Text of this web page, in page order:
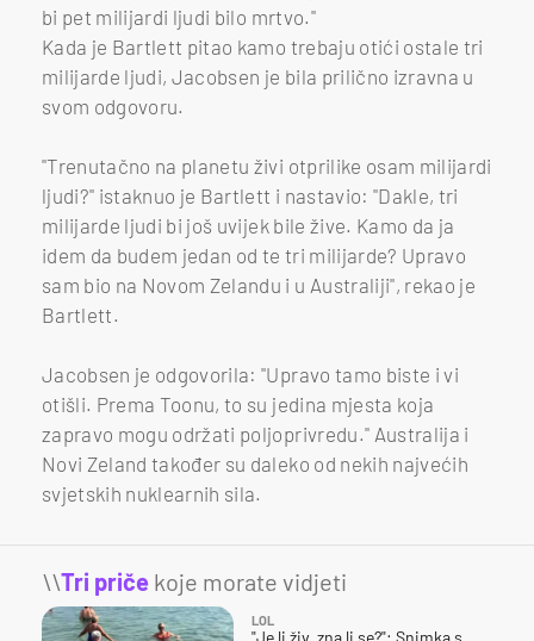
bi pet milijardi ljudi bilo mrtvo."
Kada je Bartlett pitao kamo trebaju otići ostale tri
milijarde ljudi, Jacobsen je bila prilično izravna u
svom odgovoru.
"Trenutačno na planetu živi otprilike osam milijardi
ljudi?" istaknuo je Bartlett i nastavio: "Dakle, tri
milijarde ljudi bi još uvijek bile žive. Kamo da ja
idem da budem jedan od te tri milijarde? Upravo
sam bio na Novom Zelandu i u Australiji", rekao je
Bartlett.
Jacobsen je odgovorila: "Upravo tamo biste i vi
otišli. Prema Toonu, to su jedina mjesta koja
zapravo mogu održati poljoprivredu." Australija i
Novi Zeland također su daleko od nekih najvećih
svjetskih nuklearnih sila.
\\Tri priče koje morate vidjeti
LOL
"Je li živ, zna li se?": Snimka s